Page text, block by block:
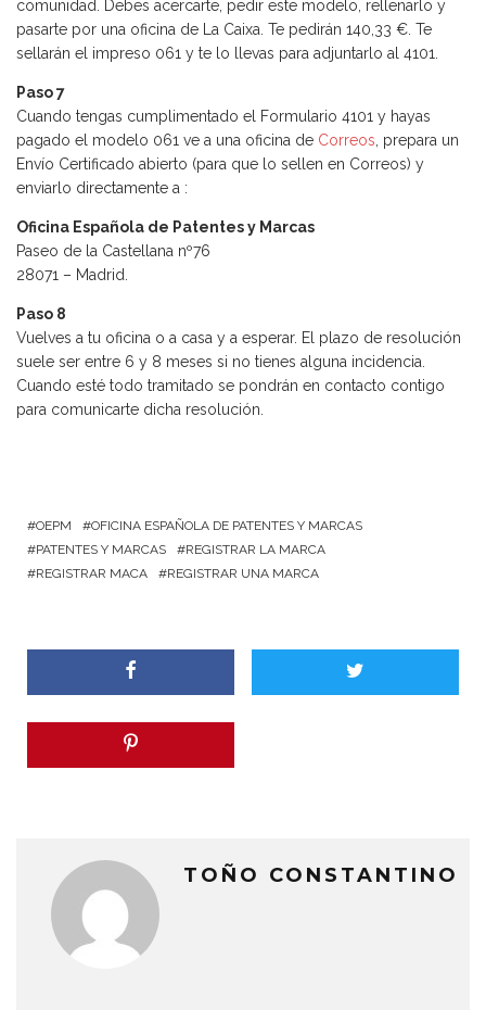
comunidad. Debes acercarte, pedir este modelo, rellenarlo y
pasarte por una oficina de La Caixa. Te pedirán 140,33 €. Te
sellarán el impreso 061 y te lo llevas para adjuntarlo al 4101.
Paso 7
Cuando tengas cumplimentado el Formulario 4101 y hayas
pagado el modelo 061 ve a una oficina de Correos , prepara un
Envío Certificado abierto (para que lo sellen en Correos) y
enviarlo directamente a :
Oficina Española de Patentes y Marcas
Paseo de la Castellana nº76
28071 – Madrid.
Paso 8
Vuelves a tu oficina o a casa y a esperar. El plazo de resolución
suele ser entre 6 y 8 meses si no tienes alguna incidencia.
Cuando esté todo tramitado se pondrán en contacto contigo
para comunicarte dicha resolución.
OEPM
OFICINA ESPAÑOLA DE PATENTES Y MARCAS
PATENTES Y MARCAS
REGISTRAR LA MARCA
REGISTRAR MACA
REGISTRAR UNA MARCA
TOÑO CONSTANTINO